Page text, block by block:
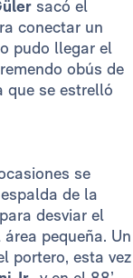
sacó el
conectar un
pudo llegar el
obús de
que se estrelló
se
de la
desviar el
pequeña. Un
portero, esta vez